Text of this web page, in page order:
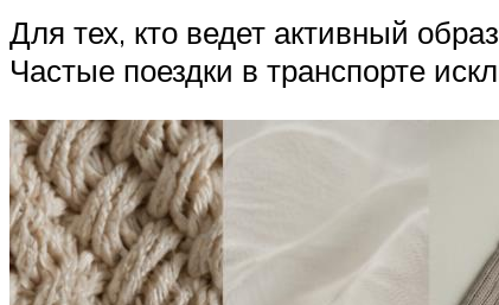
Для тех, кто ведет активный
Частые поездки в транспорте